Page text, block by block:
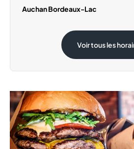
Samedi 15 Août
Auchan Bordeaux-Lac
Samedi 15 Août
Voir tous les